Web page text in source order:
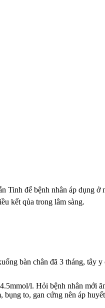
Tinh để bệnh nhân áp dụng ở
kết qủa trong lâm sàng.
bàn chân đã 3 tháng, tây
l. Hỏi bệnh nhân mới
to, gan cứng nên áp